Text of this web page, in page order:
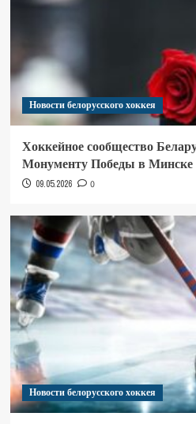
Новости белорусского хоккея
Хоккейное сообщество
Монументу Победы в Минске
09.05.2026 0
Новости белорусского хоккея